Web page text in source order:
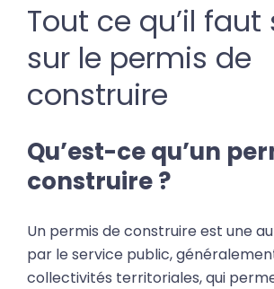
Tout ce qu’il faut
sur le permis de
construire
Qu’est-ce qu’un
construire ?
Un permis de construire est une
par le service public,
collectivités territoriales, qui